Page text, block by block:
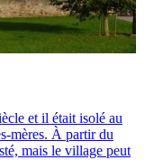
et il était isolé au
mères. À partir du
mais le village peut